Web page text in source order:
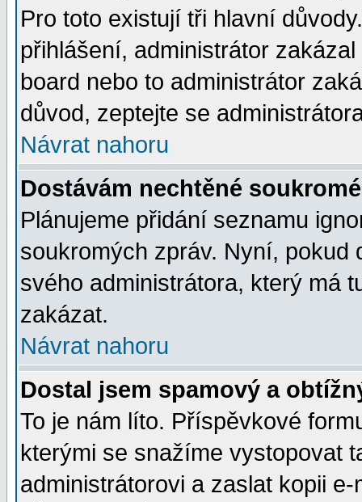
Pro toto existují tři hlavní
přihlášení, administrátor
board nebo to administrátor
důvod, zeptejte se
Návrat nahoru
Dostávám nechtěné
Plánujeme přidání seznamu
soukromých zpráv. Nyní, pokud
svého administrátora, který má
zakázat.
Návrat nahoru
Dostal jsem spamový a
To je nám líto. Příspěvkové
kterými se snažíme vystopovat
administrátorovi a zaslat kopii